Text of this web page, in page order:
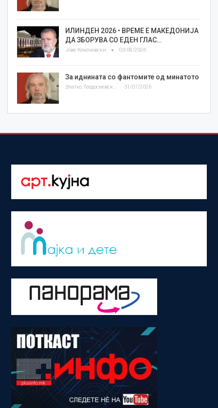
ИЛИНДЕН 2026 • ВРЕМЕ Е МАКЕДОНИЈА
ДА ЗБОРУВА СО ЕДЕН ГЛАС…
Јове Кекеновски 03/08/2026
За иднината со фантомите од минатото
Златко Теодосиевски 31/07/2026